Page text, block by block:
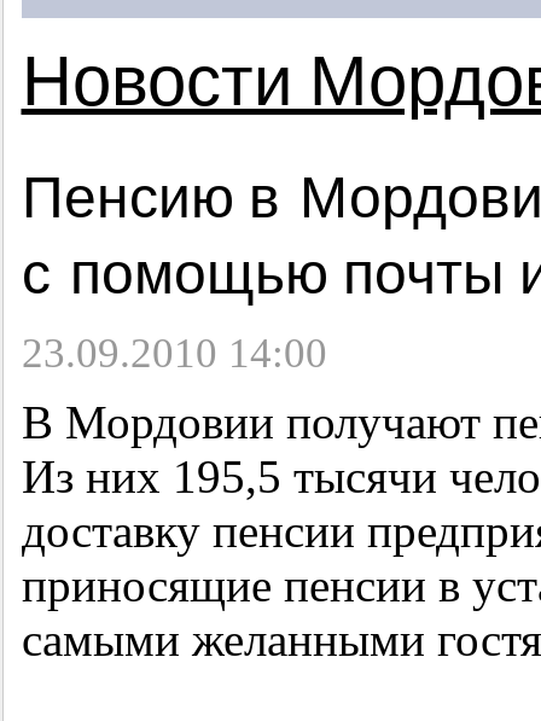
Новости
Пенсию в
с помощью почты
23.09.2010 14:00
В Мордовии получают
Из них 195,5 тысячи
доставку пенсии
приносящие пенсии в
самыми желанными